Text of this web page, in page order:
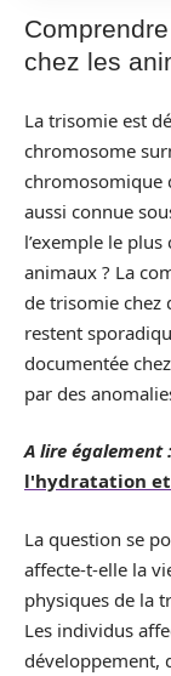
chez les
La trisomie est
chromosome
chromosomique
aussi connue
l’exemple le
animaux ? La
de trisomie chez
restent
documentée
par des
A lire également :
l'hydratation
La question se
affecte-t-elle la
physiques de la
Les individus
développement,